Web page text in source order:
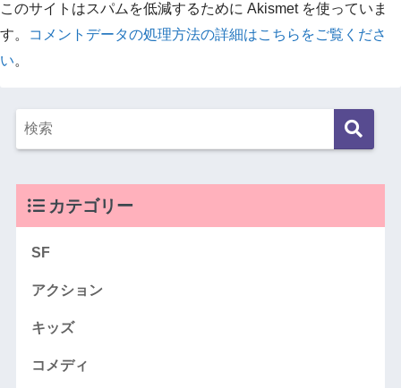
このサイトはスパムを低減するために Akismet を使っていま
す。
コメントデータの処理方法の詳細はこちらをご覧くださ
い。
カテゴリー
SF
アクション
キッズ
コメディ